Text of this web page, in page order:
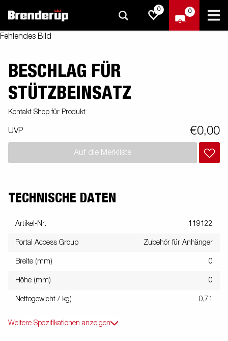
0 0
Fehlendes Bild
BESCHLAG FÜR
STÜTZBEINSATZ
Kontakt Shop für Produkt
UVP €0,00
Auf die Merkliste
TECHNISCHE DATEN
Artikel-Nr. 119122
Portal Access Group Zubehör für Anhänger
Breite (mm) 0
Höhe (mm) 0
Nettogewicht / kg) 0,71
Weitere Spezifikationen anzeigen